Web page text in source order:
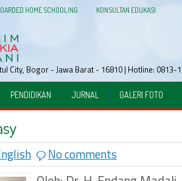
HOME SCHOOLING KONSULTAN EDUKASI
City, Bogor - Jawa Barat - 16810 | Hotline:
PENDIDIKAN JURNAL GALERI FOTO
No comments